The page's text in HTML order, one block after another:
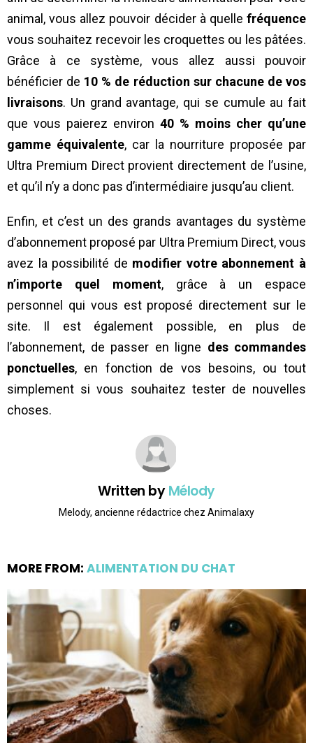
animal, vous allez pouvoir décider à quelle fréquence
vous souhaitez recevoir les croquettes ou les pâtées.
Grâce à ce système, vous allez aussi pouvoir
bénéficier de 10 % de réduction sur chacune de vos
livraisons. Un grand avantage, qui se cumule au fait
que vous paierez environ 40 % moins cher qu’une
gamme équivalente, car la nourriture proposée par
Ultra Premium Direct provient directement de l’usine,
et qu’il n’y a donc pas d’intermédiaire jusqu’au client.
Enfin, et c’est un des grands avantages du système
d’abonnement proposé par Ultra Premium Direct, vous
avez la possibilité de modifier votre abonnement à
n’importe quel moment, grâce à un espace
personnel qui vous est proposé directement sur le
site. Il est également possible, en plus de
l’abonnement, de passer en ligne des commandes
ponctuelles, en fonction de vos besoins, ou tout
simplement si vous souhaitez tester de nouvelles
choses.
Written byMélody
Melody, ancienne rédactrice chez Animalaxy
MORE FROM: ALIMENTATION DU CHAT